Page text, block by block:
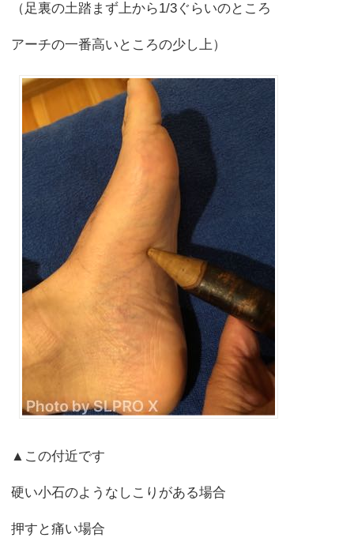
（足裏の土踏まず上から1/3ぐらいのところ
アーチの一番高いところの少し上）
▲この付近です
硬い小石のようなしこりがある場合
押すと痛い場合